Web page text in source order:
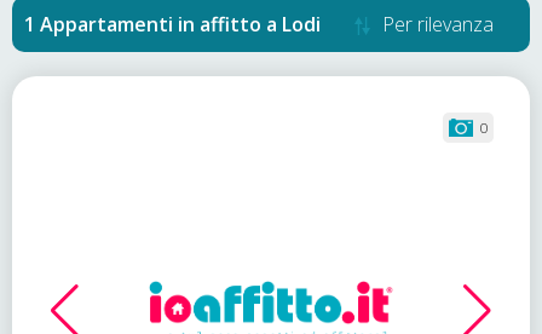
Appartamenti in affitto a Lodi Per rilevanza
0